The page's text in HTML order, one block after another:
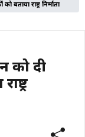
बताया राष्ट्र निर्माता
को दी